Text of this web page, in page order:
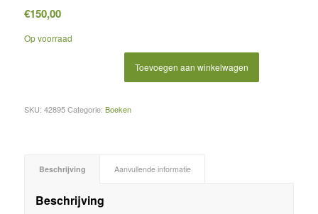
€150,00
Op voorraad
Toevoegen aan winkelwagen
SKU: 42895 Categorie: Boeken
Beschrijving Aanvullende informatie
Beschrijving